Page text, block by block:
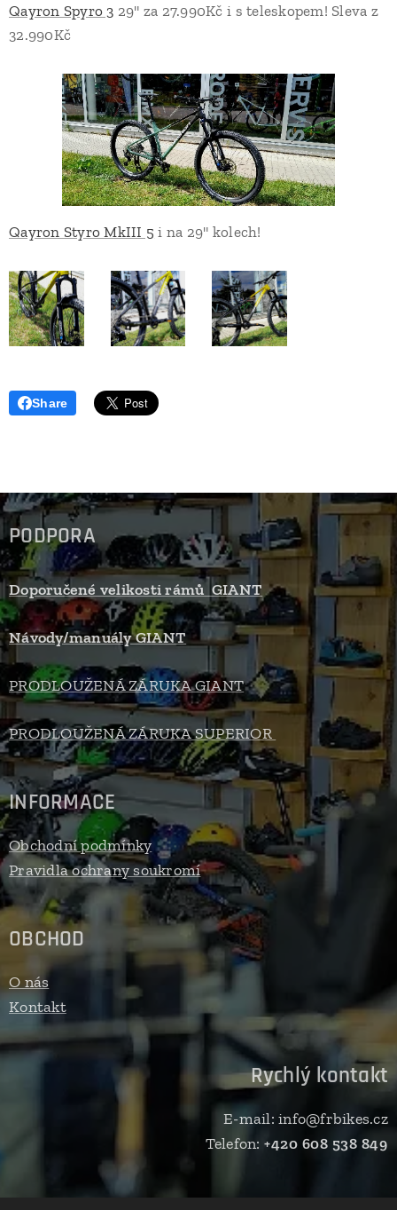
Qayron Spyro 3 29" za 27.990Kč i s teleskopem! Sleva z
32.990Kč
Qayron Styro MkIII 5 i na 29" kolech!
Share
PODPORA
Doporučené velikosti rámů GIANT
Návody/manuály GIANT
PRODLOUŽENÁ ZÁRUKA GIANT
PRODLOUŽENÁ ZÁRUKA SUPERIOR
INFORMACE
Obchodní podmínky
Pravidla ochrany soukromí
OBCHOD
O nás
Kontakt
Rychlý kontakt
E-mail: info@frbikes.cz
Telefon: +420 608 538 849